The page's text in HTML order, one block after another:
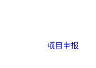
项目申报